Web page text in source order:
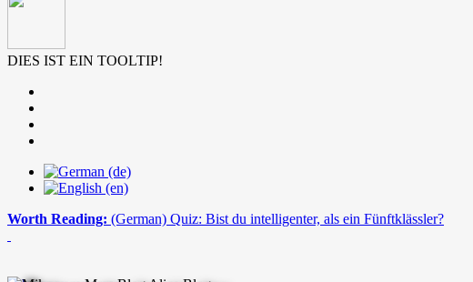
DIES IST EIN TOOLTIP!
Worth Reading: (German) Quiz: Bist du intelligenter, als ein Fünftklässler?